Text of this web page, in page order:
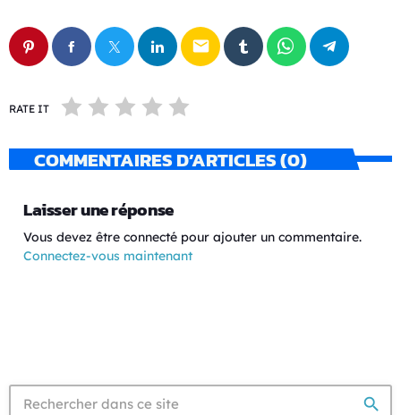
email
RATE IT
COMMENTAIRES D’ARTICLES (0)
Laisser une réponse
Vous devez être connecté pour ajouter un commentaire.
Connectez-vous maintenant
search